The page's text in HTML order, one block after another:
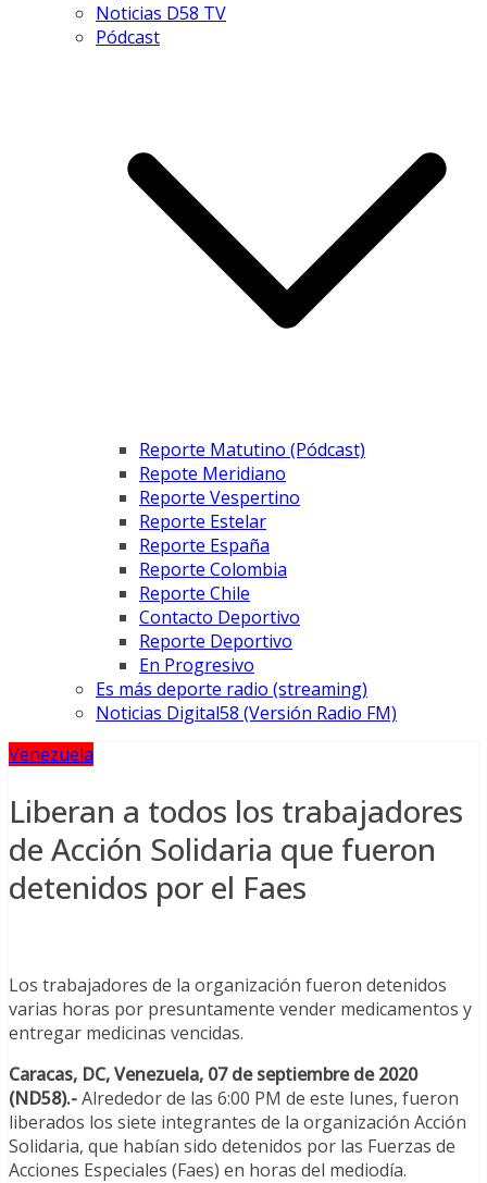
Noticias D58 TV
Pódcast
Reporte Matutino (Pódcast)
Repote Meridiano
Reporte Vespertino
Reporte Estelar
Reporte España
Reporte Colombia
Reporte Chile
Contacto Deportivo
Reporte Deportivo
En Progresivo
Es más deporte radio (streaming)
Noticias Digital58 (Versión Radio FM)
Venezuela
Liberan a todos los trabajadores
de Acción Solidaria que fueron
detenidos por el Faes
Los trabajadores de la organización fueron detenidos
varias horas por presuntamente vender medicamentos y
entregar medicinas vencidas.
Caracas, DC, Venezuela, 07 de septiembre de 2020
(ND58).-Alrededor de las 6:00 PM de este lunes, fueron
liberados los siete integrantes de la organización Acción
Solidaria, que habían sido detenidos por las Fuerzas de
Acciones Especiales (Faes) en horas del mediodía.